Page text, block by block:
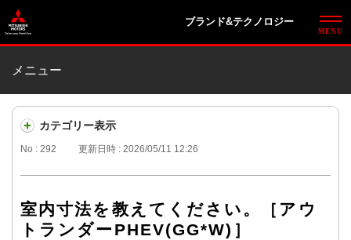
ブランド&テクノロジー
メニュー
カテゴリー表示
No : 292 更新日時 : 2026/05/11 12:26
室内寸法を教えてください。［アウ
トランダーPHEV(GG*W)］